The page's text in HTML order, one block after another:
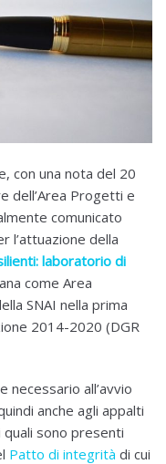
con una nota del 20
dell’Area Progetti e
comunicato
l’attuazione della
laboratorio di
come Area
SNAI nella prima
2014-2020 (DGR
necessario all’avvio
anche agli appalti
sono presenti
Patto di integrità di cui